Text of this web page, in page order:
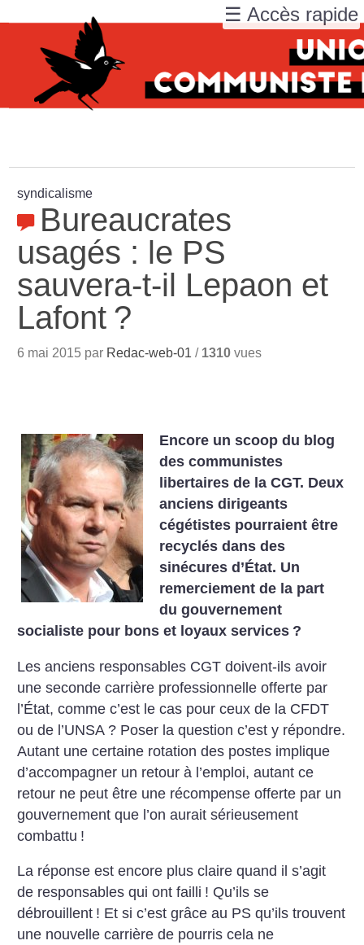
syndicalisme
Bureaucrates
usagés : le PS
sauvera-t-il Lepaon et
Lafont ?
6 mai 2015 par Redac-web-01 / 1310 vues
Encore un scoop du blog
des communistes
libertaires de la CGT. Deux
anciens dirigeants
cégétistes pourraient être
recyclés dans des
sinécures d’État. Un
remerciement de la part
du gouvernement
socialiste pour bons et loyaux services ?
Les anciens responsables CGT doivent-ils avoir
une seconde carrière professionnelle offerte par
l’État, comme c’est le cas pour ceux de la CFDT
ou de l’UNSA ? Poser la question c’est y répondre.
Autant une certaine rotation des postes implique
d’accompagner un retour à l’emploi, autant ce
retour ne peut être une récompense offerte par un
gouvernement que l’on aurait sérieusement
combattu !
La réponse est encore plus claire quand il s’agit
de responsables qui ont failli ! Qu’ils se
débrouillent ! Et si c’est grâce au PS qu’ils trouvent
une nouvelle carrière de pourris cela ne
☰ Accès rapide